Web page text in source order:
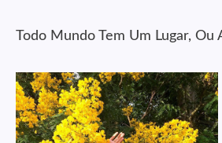
Todo Mundo Tem Um Lugar, Ou